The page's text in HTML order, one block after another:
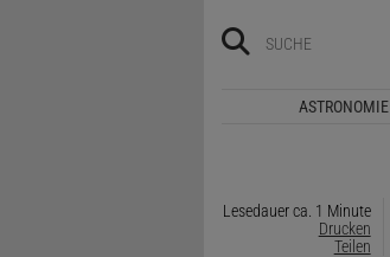
ASTRONOMIE
Lesedauer ca. 1 Minute
Drucken
Teilen